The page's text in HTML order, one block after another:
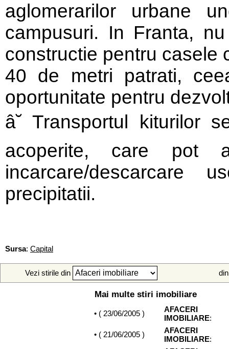
aglomerarilor urbane
campusuri. In Franta,
constructie pentru casele
40 de metri patrati,
oportunitate pentru
â˘ Transportul kiturilor
acoperite, care pot
incarcare/
precipitatii.
Sursa: Capital
Vezi stirile din
Mai multe stiri imobiliare
• ( 23/06/2005 )
AFACERI
IMOBILIARE:
• ( 21/06/2005 )
AFACERI
IMOBILIARE: